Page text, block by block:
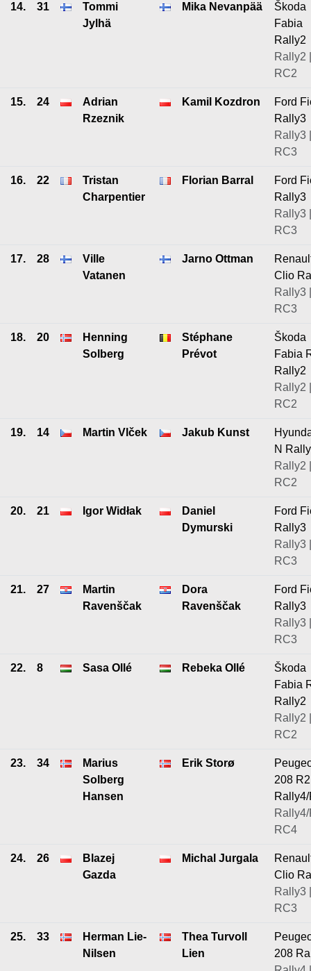
14. 31
Tommi
Jylhä
Mika Nevanpää
Škoda
Fabia
Rally2
Rally2 |
RC2
15. 24
Adrian
Rzeznik
Kamil Kozdron
Ford
Rally3
Rally3 |
RC3
16. 22
Tristan
Charpentier
Florian Barral
Ford
Rally3
Rally3 |
RC3
17. 28
Ville
Vatanen
Jarno Ottman
Clio
Rally3 |
RC3
18. 20
Henning
Solberg
Stéphane
Prévot
Škoda
Fabia
Rally2
Rally2 |
RC2
19. 14 Martin Vlček Jakub Kunst
N
Rally2 |
RC2
20. 21 Igor Widłak
Daniel
Dymurski
Ford
Rally3
Rally3 |
RC3
21. 27
Martin
Ravenščak
Dora
Ravenščak
Ford
Rally3
Rally3 |
RC3
22. 8 Sasa Ollé Rebeka Ollé
Škoda
Fabia
Rally2
Rally2 |
RC2
23. 34
Marius
Solberg
Hansen
Erik Storø
208 R2
RC4
24. 26
Blazej
Gazda
Michal Jurgala
Clio
Rally3 |
RC3
25. 33
Herman Lie-
Nilsen
Thea Turvoll
Lien
208